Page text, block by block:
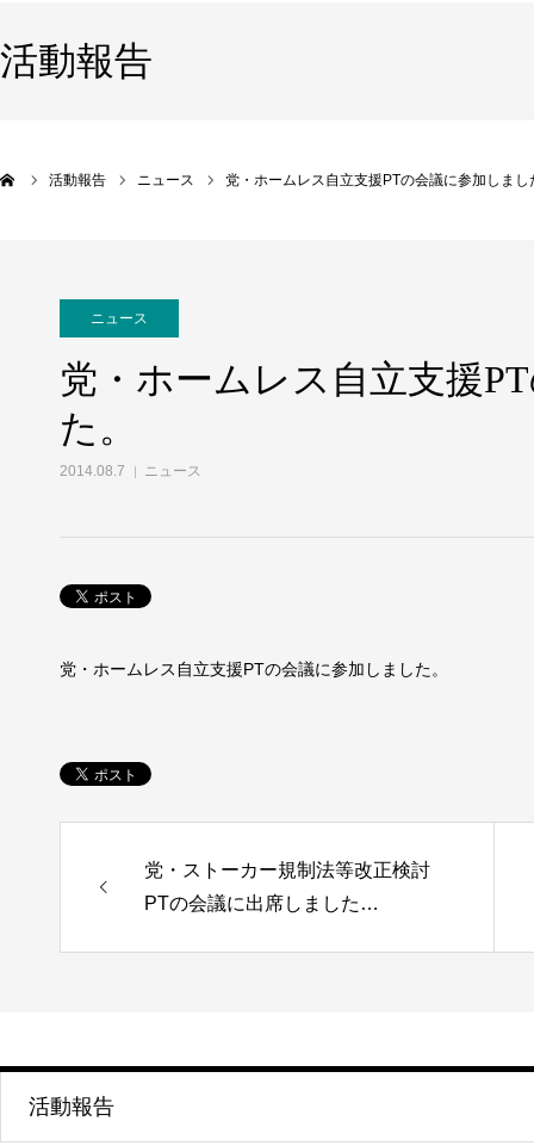
活動報告
活動報告 ニュース 党・ホームレス自立支援PTの会議に参加しまし
ニュース
党・ホームレス自立支援
た。
2014.08.7 ニュース
党・ホームレス自立支援PTの会議に参加しました。
党・ストーカー規制法等改正検討
PTの会議に出席しました…
活動報告